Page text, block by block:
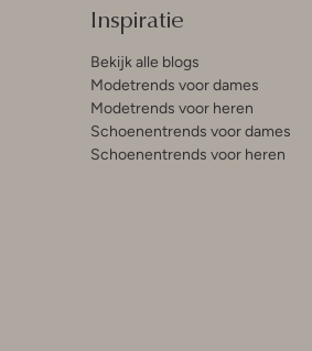
Inspiratie
Bekijk alle blogs
Modetrends voor dames
Modetrends voor heren
Schoenentrends voor dames
Schoenentrends voor heren